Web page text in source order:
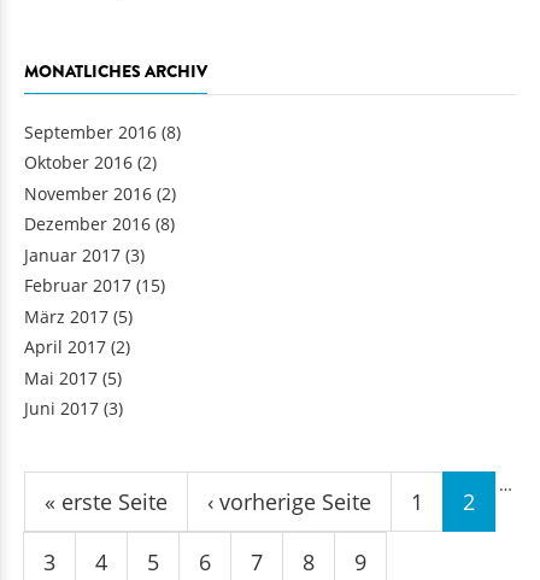
MONATLICHES ARCHIV
September 2016 (8)
Oktober 2016 (2)
November 2016 (2)
Dezember 2016 (8)
Januar 2017 (3)
Februar 2017 (15)
März 2017 (5)
April 2017 (2)
Mai 2017 (5)
Juni 2017 (3)
Seiten
« erste Seite ‹ vorherige Seite 1 2
3 4 5 6 7 8 9
…